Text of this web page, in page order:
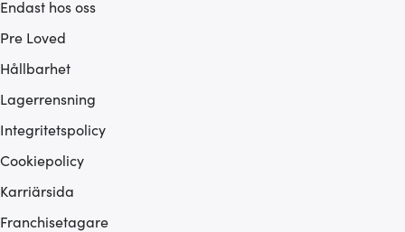
Endast hos oss
Pre Loved
Hållbarhet
Lagerrensning
Integritetspolicy
Cookiepolicy
Karriärsida
Franchisetagare